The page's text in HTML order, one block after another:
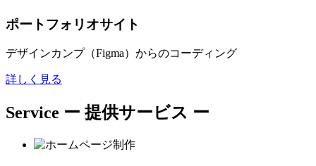
ポートフォリオサイト
デザインカンプ（Figma）からのコーディング
詳しく見る
Service ー 提供サービス ー